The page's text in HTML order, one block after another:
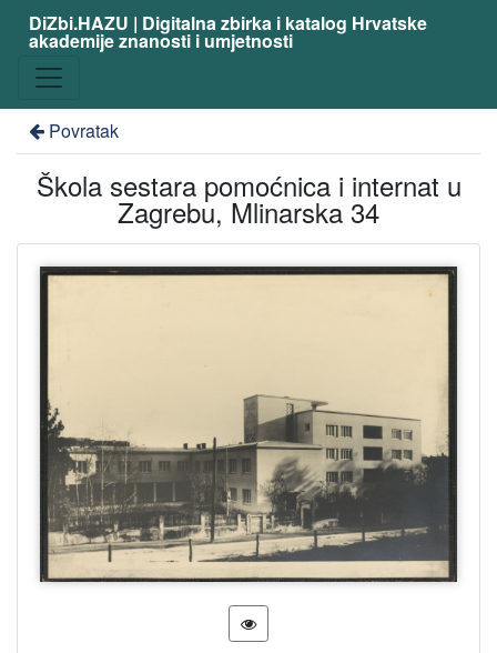
DiZbi.HAZU | Digitalna zbirka i katalog Hrvatske
akademije znanosti i umjetnosti
Povratak
Škola sestara pomoćnica i internat u
Zagrebu, Mlinarska 34